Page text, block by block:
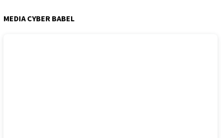
MEDIA CYBER BABEL